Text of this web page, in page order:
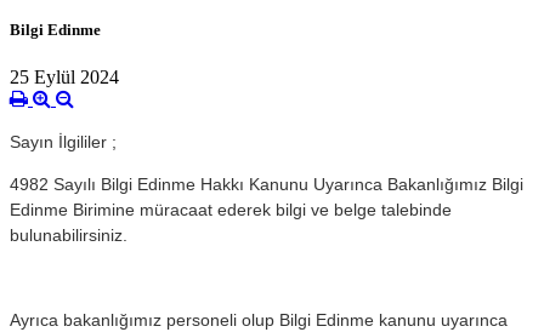
Bilgi Edinme
25 Eylül 2024
Sayın İlgililer ;
4982 Sayılı Bilgi Edinme Hakkı Kanunu Uyarınca Bakanlığımız Bilgi
Edinme Birimine müracaat ederek bilgi ve belge talebinde
bulunabilirsiniz.
Ayrıca bakanlığımız personeli olup Bilgi Edinme kanunu uyarınca